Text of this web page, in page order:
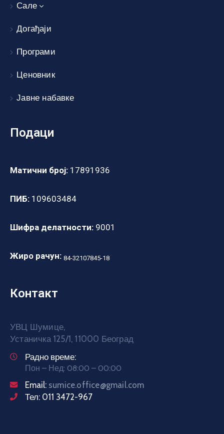
Сале
Догађаји
Програми
Ценовник
Јавне набавке
Подаци
Матични број: 17891936
ПИБ: 109603484
Шифра делатности: 9001
Жиро рачун: 84-32107845-18
Контакт
УВЦ Шумице,
Устаничка 125/1, 11000 Београд
Радно време:
Пон – Нед: 08:00 – 00:00
Email: sumice.office@gmail.com
Тел: 011 3472-967